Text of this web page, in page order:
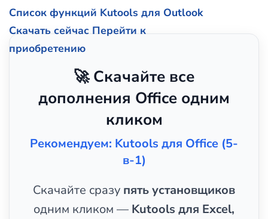
Список функций Kutools для Outlook
Скачать сейчас Перейти к
приобретению
🚀 Скачайте все
дополнения Office одним
кликом
Рекомендуем: Kutools для Office (5-
в-1)
Скачайте сразу пять установщиков
одним кликом — Kutools для Excel,